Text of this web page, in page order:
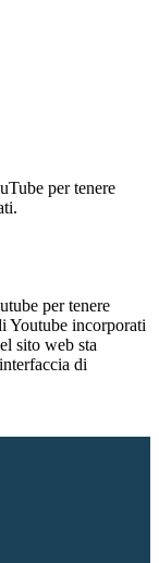
per tenere
per tenere
Youtube incorporati
sito web sta
di